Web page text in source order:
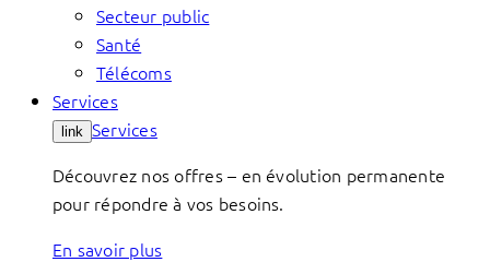
Secteur public
Santé
Télécoms
Services
link Services
Découvrez nos offres – en évolution permanente
pour répondre à vos besoins.
En savoir plus